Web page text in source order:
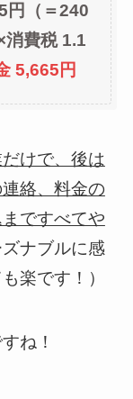
円（＝240
消費税 1.1
5,665円
けで、後は
絡、料金の
ですべてや
ナブルに感
楽です！）
ね！